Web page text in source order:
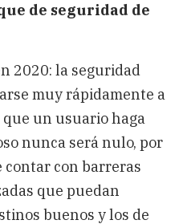
de seguridad de
2020: la seguridad
muy rápidamente a
que un usuario haga
nunca será nulo, por
con barreras
que puedan
buenos y los de